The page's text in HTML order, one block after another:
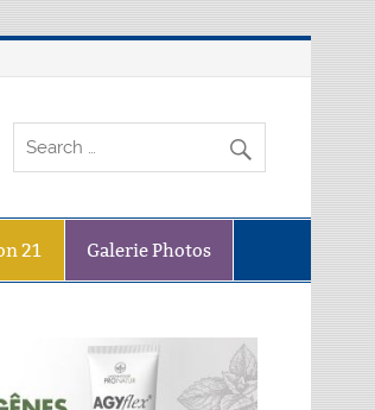
21 Galerie Photos